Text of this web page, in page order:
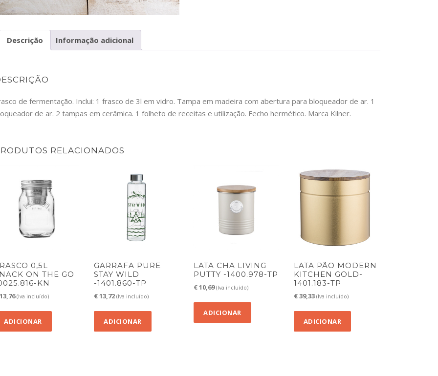
Descrição Informação adicional
de fermentação. Inclui: 1 frasco de 3l em vidro. Tampa em madeira com abertura para bloqueador de ar. 1
de ar. 2 tampas em cerâmica. 1 folheto de receitas e utilização. Fecho hermético. Marca Kilner.
RELACIONADOS
0,5L
ON THE GO
KN
13,76 (Iva incluído)
ADICIONAR
GARRAFA PURE
STAY WILD
-1401.860-TP
€13,72 (Iva incluído)
ADICIONAR
LATA CHA LIVING
PUTTY -1400.978-TP
€10,69 (Iva incluído)
ADICIONAR
LATA PÃO MODERN
KITCHEN GOLD-
1401.183-TP
€39,33 (Iva incluído)
ADICIONAR